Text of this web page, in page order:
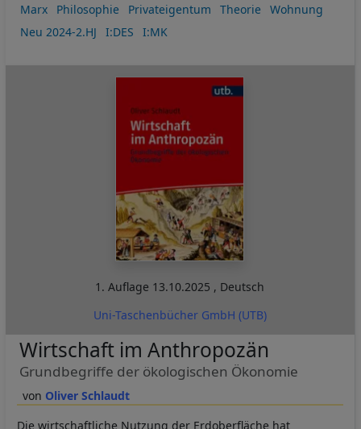
Marx
Philosophie Privateigentum Theorie
Wohnung
Neu 2024-2.HJ
I:DES I:MK
1. Auflage 13.10.2025 , Deutsch
Uni-Taschenbücher GmbH (UTB)
Oliver Schlaudt
Wirtschaft im Anthropozän
Grundbegriffe der ökologischen Ökonomie
Die wirtschaftliche Nutzung der Erdoberfläche hat